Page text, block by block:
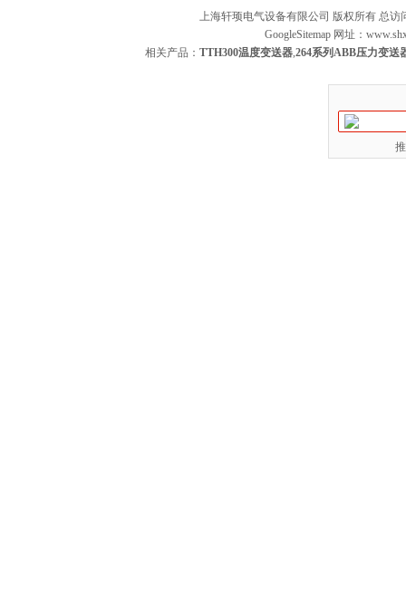
上海轩顼电气设备有限公司 版权所有 总访
GoogleSitemap网址：
相关产品： TTH300温度变送器,264系列ABB压力变送